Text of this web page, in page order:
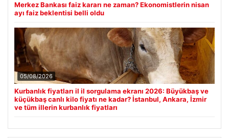
Merkez Bankası faiz kararı ne zaman? Ekonomistlerin nisan
ayı faiz beklentisi belli oldu
05/08/2026
Kurbanlık fiyatları il il sorgulama ekranı 2026: Büyükbaş ve
küçükbaş canlı kilo fiyatı ne kadar? İstanbul, Ankara, İzmir
ve tüm illerin kurbanlık fiyatları